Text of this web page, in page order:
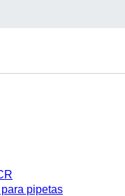
pipetas